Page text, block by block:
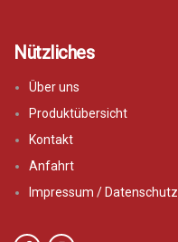
Nützliches
Über uns
Produktübersicht
Kontakt
Anfahrt
Impressum / Datenschutz